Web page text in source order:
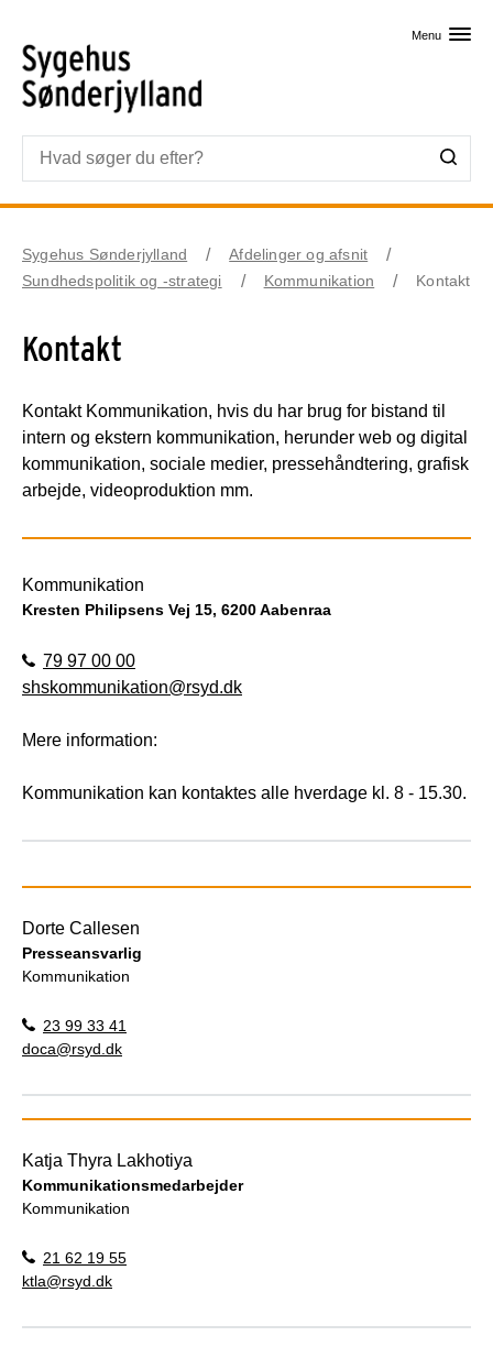
Menu
Sygehus Sønderjylland
Afdelinger og afsnit
Sundhedspolitik og -strategi
Kommunikation Kontakt
Kontakt
Kontakt Kommunikation, hvis du har brug for bistand til
intern og ekstern kommunikation, herunder web og digital
kommunikation, sociale medier, pressehåndtering, grafisk
arbejde, videoproduktion mm.
Kommunikation
Kresten Philipsens Vej 15, 6200 Aabenraa
79 97 00 00
shskommunikation@rsyd.dk
Mere information:
Kommunikation kan kontaktes alle hverdage kl. 8 - 15.30.
Dorte Callesen
Presseansvarlig
Kommunikation
23 99 33 41
doca@rsyd.dk
Katja Thyra Lakhotiya
Kommunikationsmedarbejder
Kommunikation
21 62 19 55
ktla@rsyd.dk